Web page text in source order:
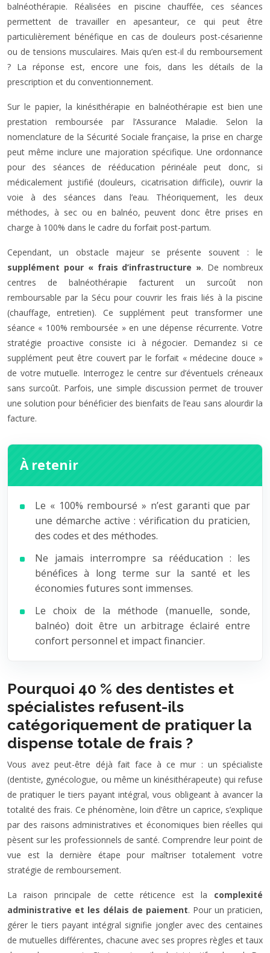
balnéothérapie. Réalisées en piscine chauffée, ces séances
permettent de travailler en apesanteur, ce qui peut être
particulièrement bénéfique en cas de douleurs post-césarienne
ou de tensions musculaires. Mais qu’en est-il du remboursement
? La réponse est, encore une fois, dans les détails de la
prescription et du conventionnement.
Sur le papier, la kinésithérapie en balnéothérapie est bien une
prestation remboursée par l’Assurance Maladie. Selon la
nomenclature de la Sécurité Sociale française, la prise en charge
peut même inclure une majoration spécifique. Une ordonnance
pour des séances de rééducation périnéale peut donc, si
médicalement justifié (douleurs, cicatrisation difficile), ouvrir la
voie à des séances dans l’eau. Théoriquement, les deux
méthodes, à sec ou en balnéo, peuvent donc être prises en
charge à 100% dans le cadre du forfait post-partum.
Cependant, un obstacle majeur se présente souvent : le
supplément pour « frais d’infrastructure ». De nombreux
centres de balnéothérapie facturent un surcoût non
remboursable par la Sécu pour couvrir les frais liés à la piscine
(chauffage, entretien). Ce supplément peut transformer une
séance « 100% remboursée » en une dépense récurrente. Votre
stratégie proactive consiste ici à négocier. Demandez si ce
supplément peut être couvert par le forfait « médecine douce »
de votre mutuelle. Interrogez le centre sur d’éventuels créneaux
sans surcoût. Parfois, une simple discussion permet de trouver
une solution pour bénéficier des bienfaits de l’eau sans alourdir la
facture.
À retenir
Le « 100% remboursé » n’est garanti que par
une démarche active : vérification du praticien,
des codes et des méthodes.
Ne jamais interrompre sa rééducation : les
bénéfices à long terme sur la santé et les
économies futures sont immenses.
Le choix de la méthode (manuelle, sonde,
balnéo) doit être un arbitrage éclairé entre
confort personnel et impact financier.
Pourquoi 40 % des dentistes et
spécialistes refusent-ils
catégoriquement de pratiquer la
dispense totale de frais ?
Vous avez peut-être déjà fait face à ce mur : un spécialiste
(dentiste, gynécologue, ou même un kinésithérapeute) qui refuse
de pratiquer le tiers payant intégral, vous obligeant à avancer la
totalité des frais. Ce phénomène, loin d’être un caprice, s’explique
par des raisons administratives et économiques bien réelles qui
pèsent sur les professionnels de santé. Comprendre leur point de
vue est la dernière étape pour maîtriser totalement votre
stratégie de remboursement.
La raison principale de cette réticence est la complexité
administrative et les délais de paiement. Pour un praticien,
gérer le tiers payant intégral signifie jongler avec des centaines
de mutuelles différentes, chacune avec ses propres règles et taux